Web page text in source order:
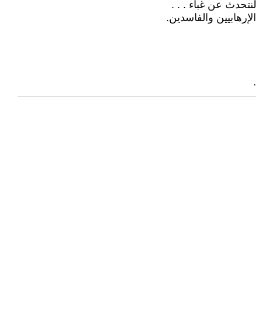
لنتحدث عن غباء . . .
الإرهابيين والفاسدين.
.